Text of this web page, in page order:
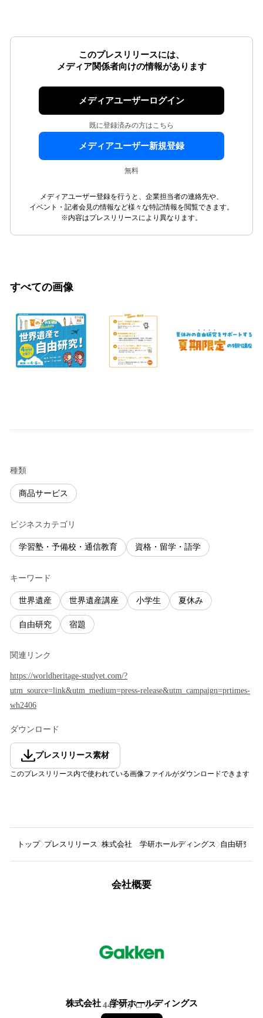
このプレスリリースには、
メディア関係者向けの情報があります
メディアユーザーログイン
既に登録済みの方はこちら
メディアユーザー新規登録
無料
メディアユーザー登録を行うと、企業担当者の連絡先や、
イベント・記者会見の情報など様々な特記情報を閲覧できます。
※内容はプレスリリースにより異なります。
すべての画像
種類
商品サービス
ビジネスカテゴリ
学習塾・予備校・通信教育 資格・留学・語学
キーワード
世界遺産 世界遺産講座 小学生 夏休み
自由研究 宿題
関連リンク
https://worldheritage-studyet.com/?
utm_source=link&utm_medium=press-release&utm_campaign=prtimes-
wh2406
ダウンロード
プレスリリース素材
このプレスリリース内で使われている画像ファイルがダウンロードできます
トップ プレスリリース 株式会社 学研ホールディングス 自由研究の
会社概要
株式会社 学研ホールディングス
445フォロワー